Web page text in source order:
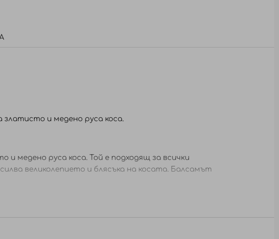
и медено руса коса.
медено руса коса. Той е подходящ за всички
великолепието и блясъка на косата. Балсамът